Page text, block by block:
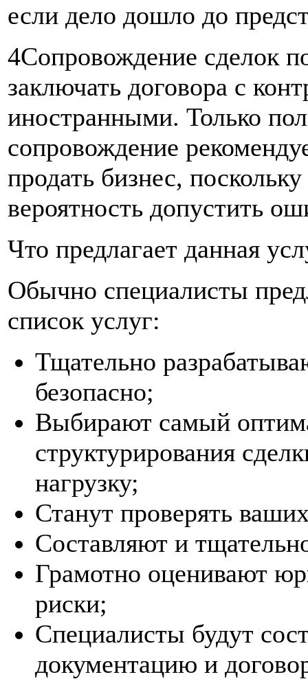
если дело дошло до
4Сопровождение сделок
заключать договора с
иностранными. Только
сопровождение
продать бизнес,
вероятность допустить
Что предлагает данная
Обычно специалисты
список услуг:
Тщательно
безопасно;
Выбирают самый
структурирования
нагрузку;
Станут проверять
Составляют и
Грамотно оценивают
риски;
Специалисты будут
документацию и